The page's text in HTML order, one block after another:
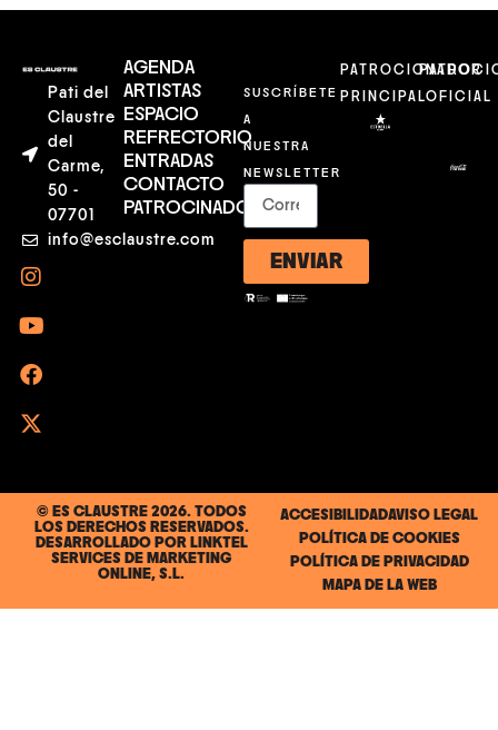
Pati del
Claustre
del
Carme,
50 -
07701
info@esclaustre.com
AGENDA
ARTISTAS
ESPACIO
REFRECTORIO
ENTRADAS
CONTACTO
PATROCINADORES
SUSCRÍBETE
A
NUESTRA
NEWSLETTER
ENVIAR
PATROCIONADOR
PRINCIPALOFICIAL
© ES CLAUSTRE 2026. TODOS
LOS DERECHOS RESERVADOS.
DESARROLLADO POR LINKTEL
SERVICES DE MARKETING
ONLINE, S.L.
ACCESIBILIDADAVISO LEGAL
POLÍTICA DE COOKIES
POLÍTICA DE PRIVACIDAD
MAPA DE LA WEB